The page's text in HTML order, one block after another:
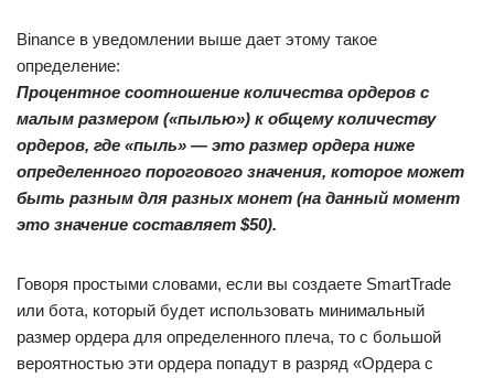
Binance в уведомлении выше дает этому такое
определение:
Процентное соотношение количества ордеров с
малым размером («пылью») к общему количеству
ордеров, где «пыль» — это размер ордера ниже
определенного порогового значения, которое может
быть разным для разных монет (на данный момент
это значение составляет $50).
Говоря простыми словами, если вы создаете SmartTrade
или бота, который будет использовать минимальный
размер ордера для определенного плеча, то с большой
вероятностью эти ордера попадут в разряд «Ордера с